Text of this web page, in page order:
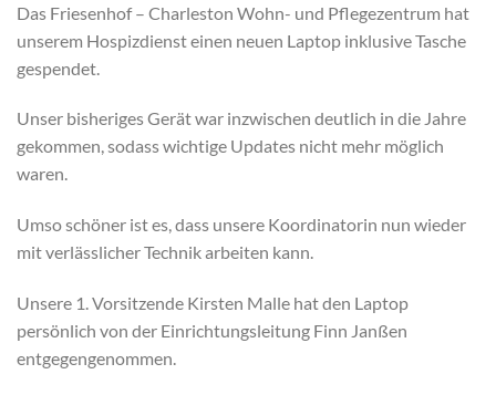
Das Friesenhof – Charleston Wohn- und Pflegezentrum hat
unserem Hospizdienst einen neuen Laptop inklusive Tasche
gespendet.
Unser bisheriges Gerät war inzwischen deutlich in die Jahre
gekommen, sodass wichtige Updates nicht mehr möglich
waren.
Umso schöner ist es, dass unsere Koordinatorin nun wieder
mit verlässlicher Technik arbeiten kann.
Unsere 1. Vorsitzende Kirsten Malle hat den Laptop
persönlich von der Einrichtungsleitung Finn Janßen
entgegengenommen.